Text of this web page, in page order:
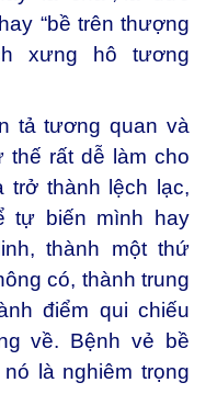
“bề trên thượng
xưng hô tương
tả tương quan và
rất dễ làm cho
trở thành lệch lạc,
tự biến mình hay
thành một thứ
có, thành trung
điểm qui chiếu
về. Bệnh vẻ bề
là nghiêm trọng